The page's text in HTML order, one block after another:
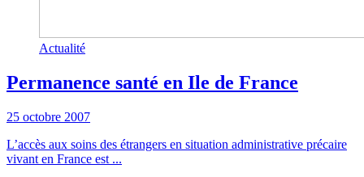
Actualité
Permanence santé en Ile de France
25 octobre 2007
L’accès aux soins des étrangers en situation administrative précaire
vivant en France est ...